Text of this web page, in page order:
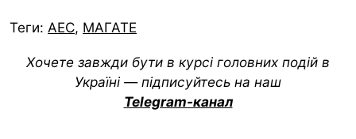
Теги: АЕС, МАГАТЕ
Хочете завжди бути в курсі головних подій в
Україні — підписуйтесь на наш
Telegram-канал